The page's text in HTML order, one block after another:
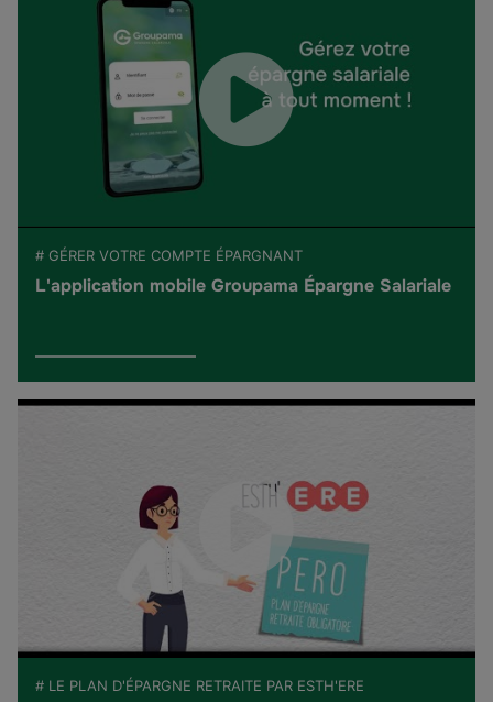
# GÉRER VOTRE COMPTE ÉPARGNANT
L'application mobile Groupama Épargne Salariale
# LE PLAN D'ÉPARGNE RETRAITE PAR ESTH'ERE